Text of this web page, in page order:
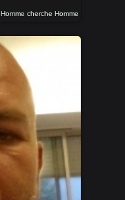
Homme cherche Homme